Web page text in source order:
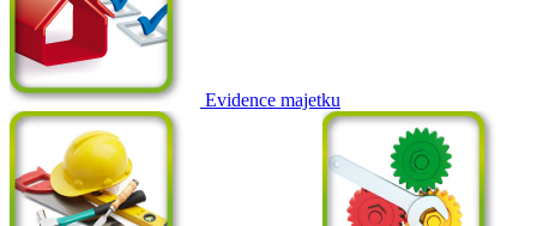
Evidence majetku